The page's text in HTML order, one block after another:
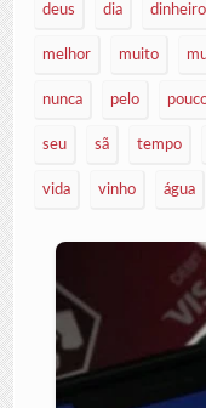
deus dia dinheiro
melhor muito
nunca pelo
seu sã tempo
vida vinho água